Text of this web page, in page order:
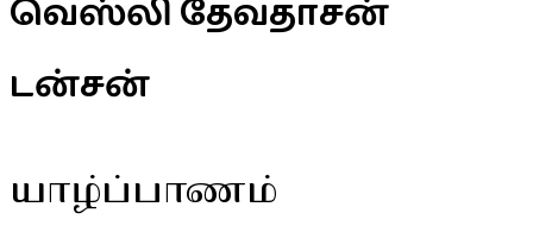
வெஸ்லி தேவதாசன்
டன்சன்
யாழ்ப்பாணம்